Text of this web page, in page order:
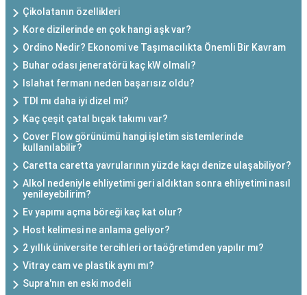
Çikolatanın özellikleri
Kore dizilerinde en çok hangi aşk var?
Ordino Nedir? Ekonomi ve Taşımacılıkta Önemli Bir Kavram
Buhar odası jeneratörü kaç kW olmalı?
Islahat fermanı neden başarısız oldu?
TDI mı daha iyi dizel mi?
Kaç çeşit çatal bıçak takımı var?
Cover Flow görünümü hangi işletim sistemlerinde
kullanılabilir?
Caretta caretta yavrularının yüzde kaçı denize ulaşabiliyor?
Alkol nedeniyle ehliyetimi geri aldıktan sonra ehliyetimi nasıl
yenileyebilirim?
Ev yapımı açma böreği kaç kat olur?
Host kelimesi ne anlama geliyor?
2 yıllık üniversite tercihleri ortaöğretimden yapılır mı?
Vitray cam ve plastik aynı mı?
Supra'nın en eski modeli